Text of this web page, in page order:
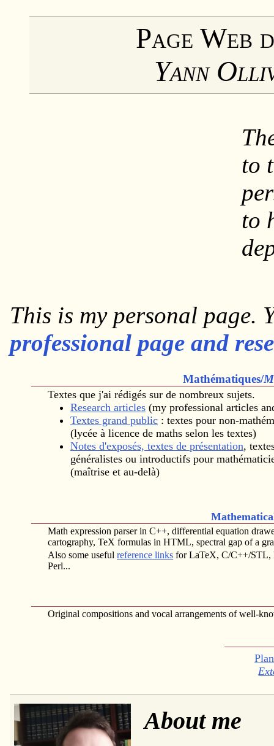
Page Web
Yann
to
to
This is my personal page.
professional page and
Mathématiques/
Textes que j'ai rédigés sur de nombreux sujets.
Research articles (my professional articles
Textes grand public : textes pour non-
(lycée à licence de maths selon les textes)
Notes d'exposés, textes de présentation,
généralistes ou introductifs pour
(maîtrise et au-delà)
Math expression parser in C++, differential equation
cartography, TeX formulas in HTML, spectral gap of a
Also some usefulreference links for LaTeX, C/C++/
Perl...
Original compositions and vocal arrangements of well-
About me